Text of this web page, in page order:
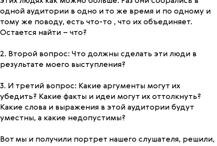
одной аудитории в одно и то же время и по одному и
тому же поводу, есть что-то , что их объединяет.
Остается найти – что?
2. Второй вопрос: Что должны сделать эти люди в
результате моего выступления?
3. И третий вопрос: Какие аргументы могут их
убедить? Какие факты и идеи могут их оттолкнуть?
Какие слова и выражения в этой аудитории будут
уместны, а какие недопустимы?
Вот мы и получили портрет нашего слушателя, решили,